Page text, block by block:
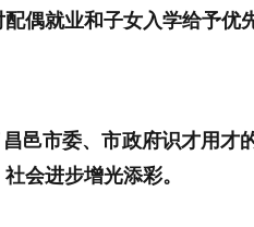
偶就业和子女入学给予优
昌邑市委、市政府识才用
会进步增光添彩。